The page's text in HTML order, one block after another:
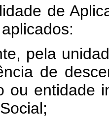
de
pela
de
ou entidade